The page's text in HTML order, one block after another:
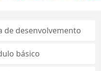
de desenvolvemento
básico